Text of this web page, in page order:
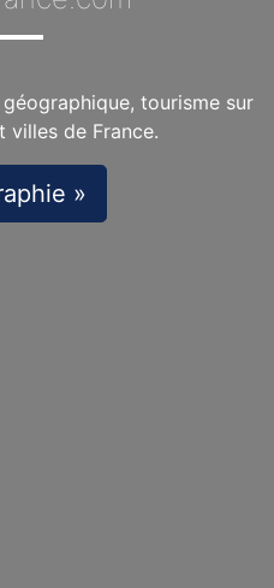
tourisme sur
villes de France.
»